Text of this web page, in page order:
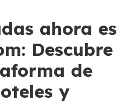
ahora es
Descubre
de
y